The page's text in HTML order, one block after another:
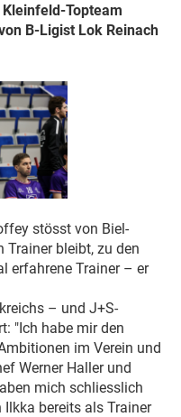
Topteam
B-Ligist Lok Reinach
stösst von Biel-
Trainer bleibt, zu den
erfahrene Trainer – er
– und J+S-
"Ich habe mir den
im Verein und
Werner Haller und
mich schliesslich
Ilkka bereits als Trainer